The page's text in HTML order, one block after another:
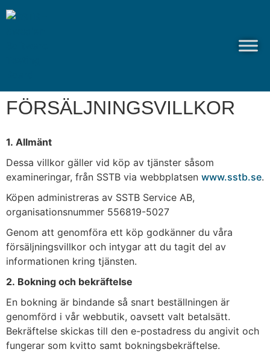
FÖRSÄLJNINGSVILLKOR
1. Allmänt
Dessa villkor gäller vid köp av tjänster såsom
examineringar, från SSTB via webbplatsen www.sstb.se.
Köpen administreras av SSTB Service AB,
organisationsnummer 556819-5027
Genom att genomföra ett köp godkänner du våra
försäljningsvillkor och intygar att du tagit del av
informationen kring tjänsten.
2. Bokning och bekräftelse
En bokning är bindande så snart beställningen är
genomförd i vår webbutik, oavsett valt betalsätt.
Bekräftelse skickas till den e-postadress du angivit och
fungerar som kvitto samt bokningsbekräftelse.